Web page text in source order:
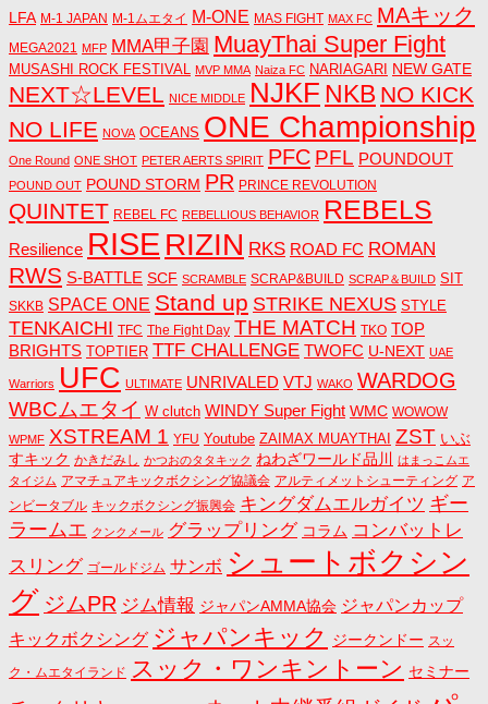
LFA M-1 JAPAN M-1ムエタイ M-ONE MAS FIGHT MAX FC MAキック
MEGA2021 MFP MMA甲子園 MuayThai Super Fight
MUSASHI ROCK FESTIVAL MVP MMA Naiza FC NARIAGARI NEW GATE
NEXT☆LEVEL NICE MIDDLE NJKF NKB NO KICK
NO LIFE NOVA OCEANS ONE Championship
One Round ONE SHOT PETER AERTS SPIRIT PFC PFL POUNDOUT
POUND OUT POUND STORM PR PRINCE REVOLUTION
QUINTET REBEL FC REBELLIOUS BEHAVIOR REBELS
Resilience RISE RIZIN RKS ROAD FC ROMAN
RWS S-BATTLE SCF SCRAMBLE SCRAP&BUILD SCRAP＆BUILD SIT
SKKB SPACE ONE Stand up STRIKE NEXUS STYLE
TENKAICHI TFC The Fight Day THE MATCH TKO TOP
BRIGHTS TOPTIER TTF CHALLENGE TWOFC U-NEXT UAE
Warriors UFC ULTIMATE UNRIVALED VTJ WAKO WARDOG
WBCムエタイ W clutch WINDY Super Fight WMC WOWOW
WPMF XSTREAM 1 YFU Youtube ZAIMAX MUAYTHAI ZST いぶ
すキック かきだみし かつおのタタキック ねわざワールド品川
はまっこムエ
タイジム アマチュアキックボクシング協議会 アルティメットシューティング ア
ンビータブル キックボクシング振興会 キングダムエルガイツ ギー
ラームエ クンクメール グラップリング コラム コンバットレ
スリング ゴールドジム サンボ シュートボクシン
グ ジムPR ジム情報 ジャパンAMMA協会 ジャパンカップ
キックボクシング ジャパンキック ジークンドー スッ
ク・ムエタイランド スック・ワンキントーン セミナー